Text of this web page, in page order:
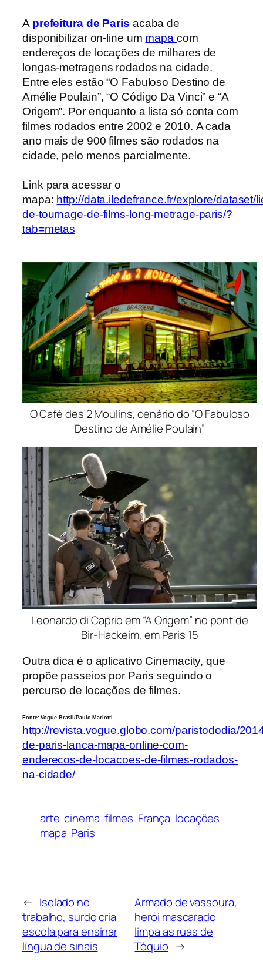
A prefeitura de Paris acaba de
disponibilizar on-line um mapa com
endereços de locações de milhares de
longas-metragens rodados na cidade.
Entre eles estão “O Fabuloso Destino de
Amélie Poulain”, “O Código Da Vinci” e “A
Origem”. Por enquanto a lista só conta com
filmes rodados entre 2002 e 2010. A cada
ano mais de 900 filmes são rodados na
cidade, pelo menos parcialmente.
Link para acessar o
mapa: http://data.iledefrance.fr/explore/dataset/
de-tournage-de-films-long-metrage-paris/?
tab=metas
O Café des 2 Moulins, cenário do “O Fabuloso
Destino de Amélie Poulain”
Leonardo di Caprio em “A Origem” no pont de
Bir-Hackeim, em Paris 15
Outra dica é o aplicativo Cinemacity, que
propõe passeios por Paris seguindo o
percurso de locações de filmes.
Fonte: Vogue Brasil/Paulo Mariotti
http://revista.vogue.globo.com/paristododia/
de-paris-lanca-mapa-online-com-
enderecos-de-locacoes-de-filmes-rodados-
na-cidade/
arte cinema filmes França locações
mapa Paris
← Isolado no
trabalho, surdo cria
escola para ensinar
língua de sinais
Armado de vassoura,
herói mascarado
limpa as ruas de
Tóquio →